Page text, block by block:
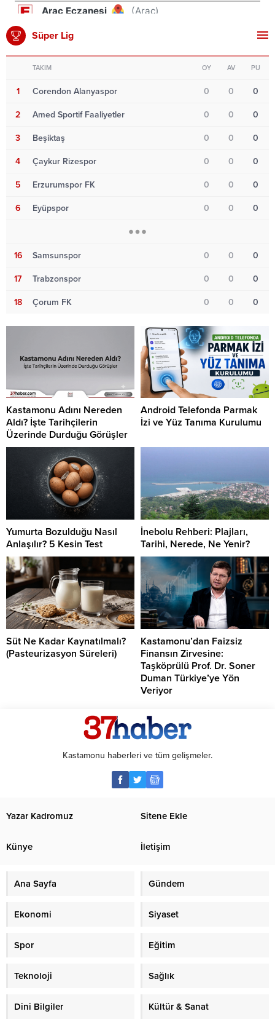
Süper Lig
TAKIM OY AV PU
1 Corendon Alanyaspor 0 0 0
2 Amed Sportif Faaliyetler 0 0 0
3 Beşiktaş 0 0 0
4 Çaykur Rizespor 0 0 0
5 Erzurumspor FK 0 0 0
6 Eyüpspor 0 0 0
16 Samsunspor 0 0 0
17 Trabzonspor 0 0 0
18 Çorum FK 0 0 0
Kastamonu Adını Nereden
Aldı? İşte Tarihçilerin
Üzerinde Durduğu Görüşler
Android Telefonda Parmak
İzi ve Yüz Tanıma Kurulumu
Yumurta Bozulduğu Nasıl
Anlaşılır? 5 Kesin Test
İnebolu Rehberi: Plajları,
Tarihi, Nerede, Ne Yenir?
Süt Ne Kadar Kaynatılmalı?
(Pasteurizasyon Süreleri)
Kastamonu’dan Faizsiz
Finansın Zirvesine:
Taşköprülü Prof. Dr. Soner
Duman Türkiye’ye Yön
Veriyor
Kastamonu haberleri ve tüm gelişmeler.
Yazar Kadromuz Sitene Ekle
Künye İletişim
Ana Sayfa Gündem
Ekonomi Siyaset
Spor Eğitim
Teknoloji Sağlık
Dini Bilgiler Kültür & Sanat